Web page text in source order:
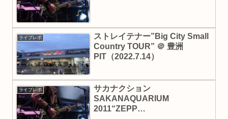
ライブレポ
ストレイテナー”Big City Small
Country TOUR” ＠ 豊洲
PIT（2022.7.14）
ライブレポ
サカナクション
SAKANAQUARIUM
2011“ZEPP